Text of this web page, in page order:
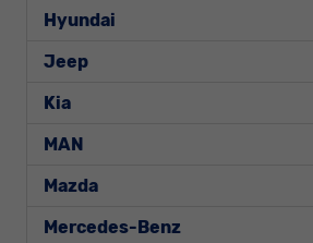
Hyundai
Jeep
Kia
MAN
Mazda
Mercedes-Benz